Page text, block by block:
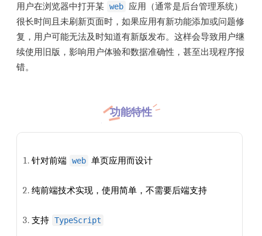
用户在浏览器中打开某 web
应用（通常是后台管理系统）
很长时间且未刷新页面时，如果应用有新功能添加或问题修
复，用户可能无法及时知道有新版发布。这样会导致用户继
续使用旧版，影响用户体验和数据准确性，甚至出现程序报
错。
功能特性
针对前端 web 单页应用而设计
纯前端技术实现，使用简单，不需要后端支持
支持 TypeScript